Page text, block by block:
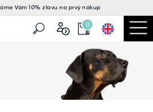
Vám 10% zlavu na prvý nákup
0